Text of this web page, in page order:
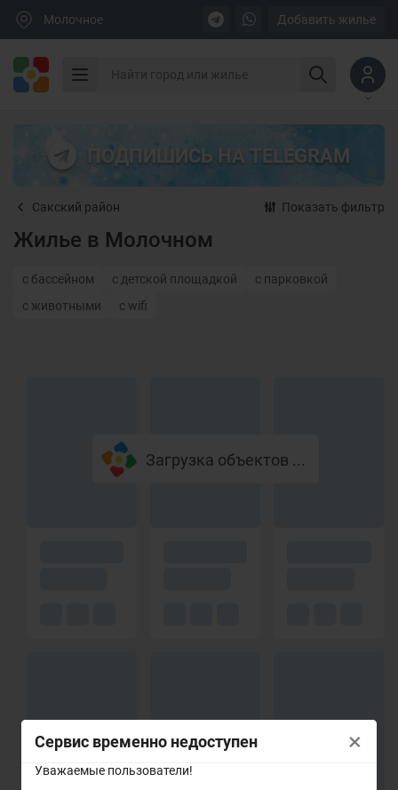
Сервис временно недоступен
Уважаемые пользователи!
×
Молочное Добавить жилье
ПОДПИШИСЬ НА TELEGRAM
Сакский район Показать фильтр
Жилье в Молочном
с бассейном с детской площадкой
с парковкой
с животными
с wifi
Загрузка объектов ...